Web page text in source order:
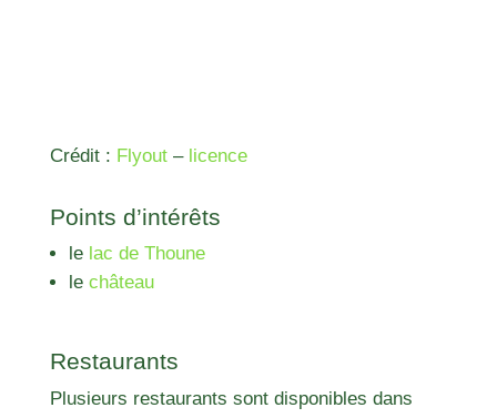
Crédit : Flyout– licence
Points d’intérêts
lelac de Thoune
le château
Restaurants
Plusieurs restaurants sont disponibles dans